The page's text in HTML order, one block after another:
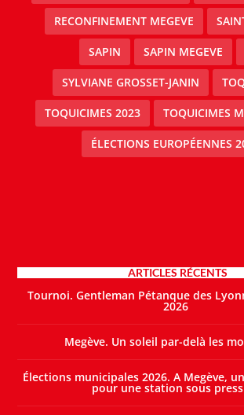
RECONFINEMENT MEGEVE
SAPIN SAPIN MEGEVE
SYLVIANE GROSSET-JANIN
TOQUICIMES 2023 TOQUICIMES
ÉLECTIONS EUROPÉENNES
ARTICLES RÉCENTS
Tournoi. Gentleman Pétanque des
2026
Megève. Un soleil par-delà les
Élections municipales 2026. A Megève,
pour une station sous